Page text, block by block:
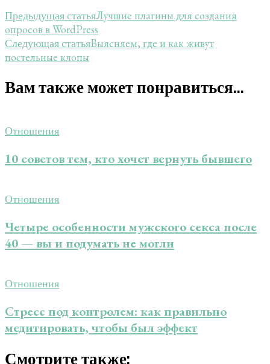
Предыдущая статьяЛучшие плагины для создания
опросов в WordPress
Следующая статьяВыясняем, где и как живут
постельные клопы
Вам также может понравиться...
Отношения
10 советов тем, кто хочет вернуть бывшего
Отношения
Четыре особенности мужского секса после
40 — вы и подумать не могли
Отношения
Стресс под контролем: как правильно
медитировать, чтобы был эффект
Смотрите также: